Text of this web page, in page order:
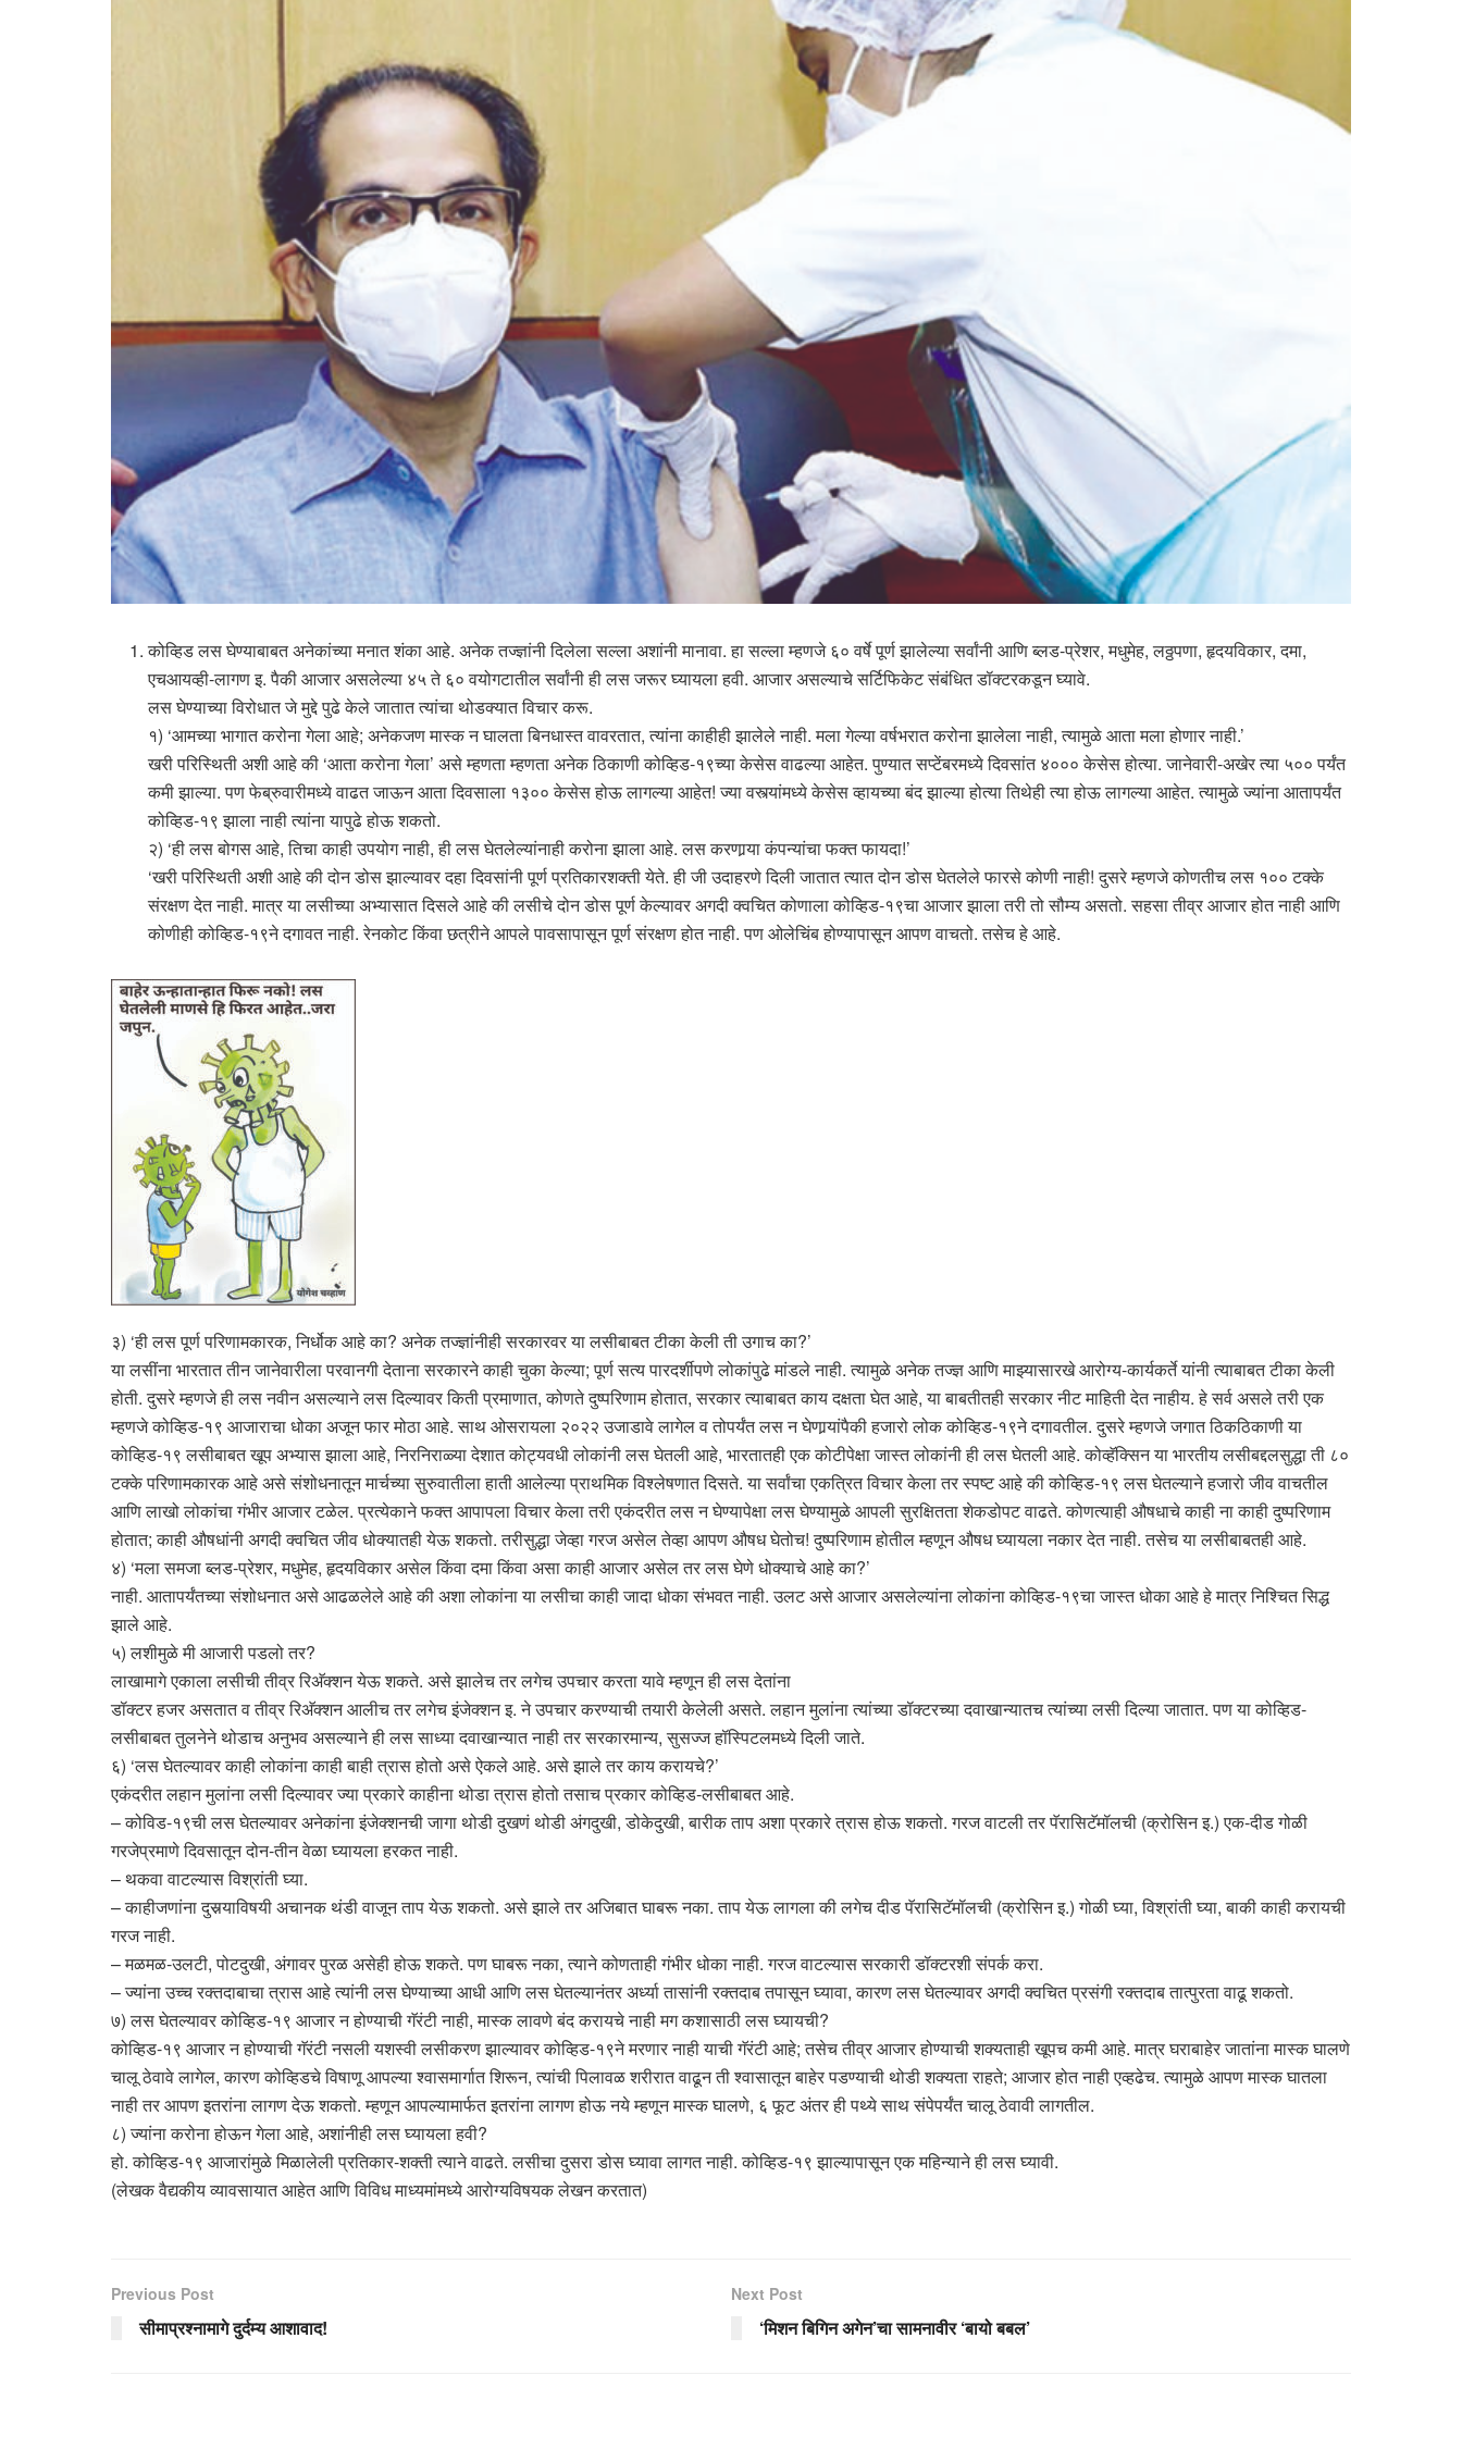
कोव्हिड लस घेण्याबाबत अनेकांच्या मनात शंका आहे. अनेक तज्ज्ञांनी दिलेला सल्ला अशांनी मानावा. हा सल्ला म्हणजे ६० वर्षे पूर्ण झालेल्या सर्वांनी आणि ब्लड-प्रेशर, मधुमेह, लठ्ठपणा, हृदयविकार, दमा,
एचआयव्ही-लागण इ. पैकी आजार असलेल्या ४५ ते ६० वयोगटातील सर्वांनी ही लस जरूर घ्यायला हवी. आजार असल्याचे सर्टिफिकेट संबंधित डॉक्टरकडून घ्यावे.
लस घेण्याच्या विरोधात जे मुद्दे पुढे केले जातात त्यांचा थोडक्यात विचार करू.
१) ‘आमच्या भागात करोना गेला आहे; अनेकजण मास्क न घालता बिनधास्त वावरतात, त्यांना काहीही झालेले नाही. मला गेल्या वर्षभरात करोना झालेला नाही, त्यामुळे आता मला होणार नाही.’
खरी परिस्थिती अशी आहे की ‘आता करोना गेला’ असे म्हणता म्हणता अनेक ठिकाणी कोव्हिड-१९च्या केसेस वाढल्या आहेत. पुण्यात सप्टेंबरमध्ये दिवसांत ४००० केसेस होत्या. जानेवारी-अखेर त्या ५०० पर्यंत
कमी झाल्या. पण फेब्रुवारीमध्ये वाढत जाऊन आता दिवसाला १३०० केसेस होऊ लागल्या आहेत! ज्या वस्त्यांमध्ये केसेस व्हायच्या बंद झाल्या होत्या तिथेही त्या होऊ लागल्या आहेत. त्यामुळे ज्यांना आतापर्यंत
कोव्हिड-१९ झाला नाही त्यांना यापुढे होऊ शकतो.
२) ‘ही लस बोगस आहे, तिचा काही उपयोग नाही, ही लस घेतलेल्यांनाही करोना झाला आहे. लस करणार्‍या कंपन्यांचा फक्त फायदा!’
‘खरी परिस्थिती अशी आहे की दोन डोस झाल्यावर दहा दिवसांनी पूर्ण प्रतिकारशक्ती येते. ही जी उदाहरणे दिली जातात त्यात दोन डोस घेतलेले फारसे कोणी नाही! दुसरे म्हणजे कोणतीच लस १०० टक्के
संरक्षण देत नाही. मात्र या लसीच्या अभ्यासात दिसले आहे की लसीचे दोन डोस पूर्ण केल्यावर अगदी क्वचित कोणाला कोव्हिड-१९चा आजार झाला तरी तो सौम्य असतो. सहसा तीव्र आजार होत नाही आणि
कोणीही कोव्हिड-१९ने दगावत नाही. रेनकोट किंवा छत्रीने आपले पावसापासून पूर्ण संरक्षण होत नाही. पण ओलेचिंब होण्यापासून आपण वाचतो. तसेच हे आहे.
३) ‘ही लस पूर्ण परिणामकारक, निर्धोक आहे का? अनेक तज्ज्ञांनीही सरकारवर या लसीबाबत टीका केली ती उगाच का?’
या लसींना भारतात तीन जानेवारीला परवानगी देताना सरकारने काही चुका केल्या; पूर्ण सत्य पारदर्शीपणे लोकांपुढे मांडले नाही. त्यामुळे अनेक तज्ज्ञ आणि माझ्यासारखे आरोग्य-कार्यकर्ते यांनी त्याबाबत टीका केली
होती. दुसरे म्हणजे ही लस नवीन असल्याने लस दिल्यावर किती प्रमाणात, कोणते दुष्परिणाम होतात, सरकार त्याबाबत काय दक्षता घेत आहे, या बाबतीतही सरकार नीट माहिती देत नाहीय. हे सर्व असले तरी एक
म्हणजे कोव्हिड-१९ आजाराचा धोका अजून फार मोठा आहे. साथ ओसरायला २०२२ उजाडावे लागेल व तोपर्यंत लस न घेणार्‍यांपैकी हजारो लोक कोव्हिड-१९ने दगावतील. दुसरे म्हणजे जगात ठिकठिकाणी या
कोव्हिड-१९ लसीबाबत खूप अभ्यास झाला आहे, निरनिराळ्या देशात कोट्यवधी लोकांनी लस घेतली आहे, भारतातही एक कोटीपेक्षा जास्त लोकांनी ही लस घेतली आहे. कोव्हॅक्सिन या भारतीय लसीबद्दलसुद्धा ती ८०
टक्के परिणामकारक आहे असे संशोधनातून मार्चच्या सुरुवातीला हाती आलेल्या प्राथमिक विश्लेषणात दिसते. या सर्वांचा एकत्रित विचार केला तर स्पष्ट आहे की कोव्हिड-१९ लस घेतल्याने हजारो जीव वाचतील
आणि लाखो लोकांचा गंभीर आजार टळेल. प्रत्येकाने फक्त आपापला विचार केला तरी एकंदरीत लस न घेण्यापेक्षा लस घेण्यामुळे आपली सुरक्षितता शेकडोपट वाढते. कोणत्याही औषधाचे काही ना काही दुष्परिणाम
होतात; काही औषधांनी अगदी क्वचित जीव धोक्यातही येऊ शकतो. तरीसुद्धा जेव्हा गरज असेल तेव्हा आपण औषध घेतोच! दुष्परिणाम होतील म्हणून औषध घ्यायला नकार देत नाही. तसेच या लसीबाबतही आहे.
४) ‘मला समजा ब्लड-प्रेशर, मधुमेह, हृदयविकार असेल किंवा दमा किंवा असा काही आजार असेल तर लस घेणे धोक्याचे आहे का?’
नाही. आतापर्यंतच्या संशोधनात असे आढळलेले आहे की अशा लोकांना या लसीचा काही जादा धोका संभवत नाही. उलट असे आजार असलेल्यांना लोकांना कोव्हिड-१९चा जास्त धोका आहे हे मात्र निश्चित सिद्ध
झाले आहे.
५) लशीमुळे मी आजारी पडलो तर?
लाखामागे एकाला लसीची तीव्र रिअ‍ॅक्शन येऊ शकते. असे झालेच तर लगेच उपचार करता यावे म्हणून ही लस देतांना
डॉक्टर हजर असतात व तीव्र रिअ‍ॅक्शन आलीच तर लगेच इंजेक्शन इ. ने उपचार करण्याची तयारी केलेली असते. लहान मुलांना त्यांच्या डॉक्टरच्या दवाखान्यातच त्यांच्या लसी दिल्या जातात. पण या कोव्हिड-
लसीबाबत तुलनेने थोडाच अनुभव असल्याने ही लस साध्या दवाखान्यात नाही तर सरकारमान्य, सुसज्ज हॉस्पिटलमध्ये दिली जाते.
६) ‘लस घेतल्यावर काही लोकांना काही बाही त्रास होतो असे ऐकले आहे. असे झाले तर काय करायचे?’
एकंदरीत लहान मुलांना लसी दिल्यावर ज्या प्रकारे काहीना थोडा त्रास होतो तसाच प्रकार कोव्हिड-लसीबाबत आहे.
– कोविड-१९ची लस घेतल्यावर अनेकांना इंजेक्शनची जागा थोडी दुखणं थोडी अंगदुखी, डोकेदुखी, बारीक ताप अशा प्रकारे त्रास होऊ शकतो. गरज वाटली तर पॅरासिटॅमॉलची (क्रोसिन इ.) एक-दीड गोळी
गरजेप्रमाणे दिवसातून दोन-तीन वेळा घ्यायला हरकत नाही.
– थकवा वाटल्यास विश्रांती घ्या.
– काहीजणांना दुसर्‍याविषयी अचानक थंडी वाजून ताप येऊ शकतो. असे झाले तर अजिबात घाबरू नका. ताप येऊ लागला की लगेच दीड पॅरासिटॅमॉलची (क्रोसिन इ.) गोळी घ्या, विश्रांती घ्या, बाकी काही करायची
गरज नाही.
– मळमळ-उलटी, पोटदुखी, अंगावर पुरळ असेही होऊ शकते. पण घाबरू नका, त्याने कोणताही गंभीर धोका नाही. गरज वाटल्यास सरकारी डॉक्टरशी संपर्क करा.
– ज्यांना उच्च रक्तदाबाचा त्रास आहे त्यांनी लस घेण्याच्या आधी आणि लस घेतल्यानंतर अर्ध्या तासांनी रक्तदाब तपासून घ्यावा, कारण लस घेतल्यावर अगदी क्वचित प्रसंगी रक्तदाब तात्पुरता वाढू शकतो.
७) लस घेतल्यावर कोव्हिड-१९ आजार न होण्याची गॅरंटी नाही, मास्क लावणे बंद करायचे नाही मग कशासाठी लस घ्यायची?
कोव्हिड-१९ आजार न होण्याची गॅरंटी नसली यशस्वी लसीकरण झाल्यावर कोव्हिड-१९ने मरणार नाही याची गॅरंटी आहे; तसेच तीव्र आजार होण्याची शक्यताही खूपच कमी आहे. मात्र घराबाहेर जातांना मास्क घालणे
चालू ठेवावे लागेल, कारण कोव्हिडचे विषाणू आपल्या श्वासमार्गात शिरून, त्यांची पिलावळ शरीरात वाढून ती श्वासातून बाहेर पडण्याची थोडी शक्यता राहते; आजार होत नाही एव्हढेच. त्यामुळे आपण मास्क घातला
नाही तर आपण इतरांना लागण देऊ शकतो. म्हणून आपल्यामार्फत इतरांना लागण होऊ नये म्हणून मास्क घालणे, ६ फूट अंतर ही पथ्ये साथ संपेपर्यंत चालू ठेवावी लागतील.
८) ज्यांना करोना होऊन गेला आहे, अशांनीही लस घ्यायला हवी?
हो. कोव्हिड-१९ आजारांमुळे मिळालेली प्रतिकार-शक्ती त्याने वाढते. लसीचा दुसरा डोस घ्यावा लागत नाही. कोव्हिड-१९ झाल्यापासून एक महिन्याने ही लस घ्यावी.
(लेखक वैद्यकीय व्यावसायात आहेत आणि विविध माध्यमांमध्ये आरोग्यविषयक लेखन करतात)
Previous Post
सीमाप्रश्नामागे दुर्दम्य आशावाद!
Next Post
‘मिशन बिगिन अगेन’चा सामनावीर ‘बायो बबल’